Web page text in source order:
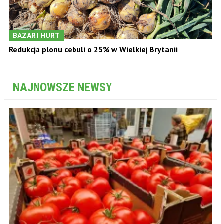
BAZAR I HURT
Redukcja plonu cebuli o 25% w Wielkiej Brytanii
NAJNOWSZE NEWSY